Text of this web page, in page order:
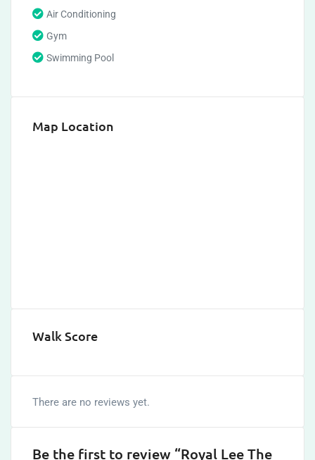
Air Conditioning
Gym
Swimming Pool
Map Location
Walk Score
There are no reviews yet.
Be the first to review “Royal Lee The